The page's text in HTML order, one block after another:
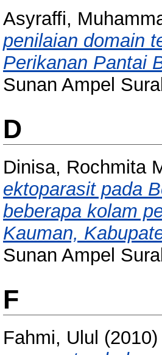
Asyraffi,
penilaian domain
Perikanan Pantai
Sunan Ampel
D
Dinisa, Rochmita
ektoparasit pada
beberapa kolam
Kauman,
Sunan Ampel
F
Fahmi, Ulul (2010)